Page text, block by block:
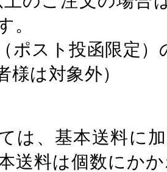
。
ポスト投函限定
様は対象外）
は、基本送料に
送料は個数にか